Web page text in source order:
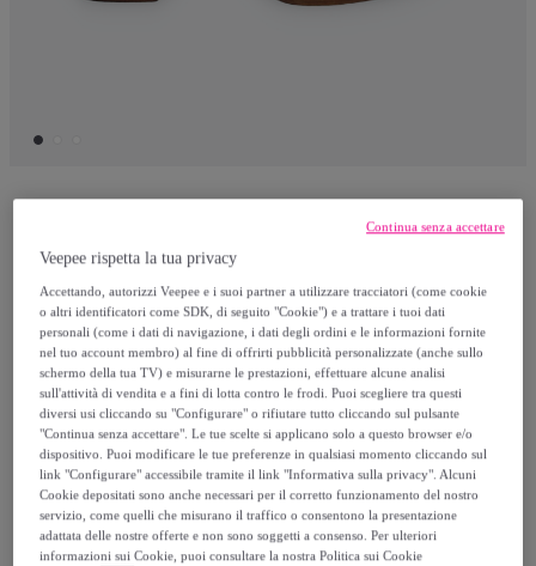
Sandali Donna Tata Italia Bianco
29,95 €
49, €
-40%
Venduto daTata Italia
Veepee rispetta la tua privacy
Accettando, autorizzi Veepee e i suoi partner a utilizzare tracciatori (come cookie
o altri identificatori come SDK, di seguito "Cookie") e a trattare i tuoi dati
personali (come i dati di navigazione, i dati degli ordini e le informazioni fornite
nel tuo account membro) al fine di offrirti pubblicità personalizzate (anche sullo
schermo della tua TV) e misurarne le prestazioni, effettuare alcune analisi
sull'attività di vendita e a fini di lotta contro le frodi. Puoi scegliere tra questi
diversi usi cliccando su "Configurare" o rifiutare tutto cliccando sul pulsante
"Continua senza accettare". Le tue scelte si applicano solo a questo browser e/o
dispositivo. Puoi modificare le tue preferenze in qualsiasi momento cliccando sul
link "Configurare" accessibile tramite il link "Informativa sulla privacy". Alcuni
Cookie depositati sono anche necessari per il corretto funzionamento del nostro
servizio, come quelli che misurano il traffico o consentono la presentazione
adattata delle nostre offerte e non sono soggetti a consenso. Per ulteriori
informazioni sui Cookie, puoi consultare la nostra Politica sui Cookie
Continua senza accettare